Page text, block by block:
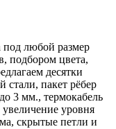
под любой размер
подбором цвета,
десятки
пакет рёбер
3 мм., термокабель
уровня
скрытые петли и